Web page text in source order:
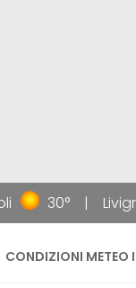
30°
CONDIZIONI METEO